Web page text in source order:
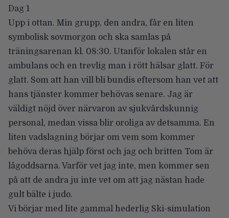
Dag 1
Upp i ottan. Min grupp, den andra, får en liten
symbolisk sovmorgon och ska samlas på
träningsarenan kl. 08:30. Utanför lokalen står en
ambulans och en trevlig man i rött hälsar glatt. För
glatt. Som att han vill bli bundis eftersom han vet att
hans tjänster kommer behövas senare. Jag är
väldigt nöjd över närvaron av sjukvårdskunnig
personal, medan vissa blir oroliga av detsamma. En
liten vadslagning börjar om vem som kommer
behöva deras hjälp först och jag och britten Tom är
lågoddsarna. Varför vet jag inte, men kommer sen
på att de andra ju inte vet om att jag nästan hade
gult bälte i judo.
Vi börjar med lite gammal hederlig Ski-simulation